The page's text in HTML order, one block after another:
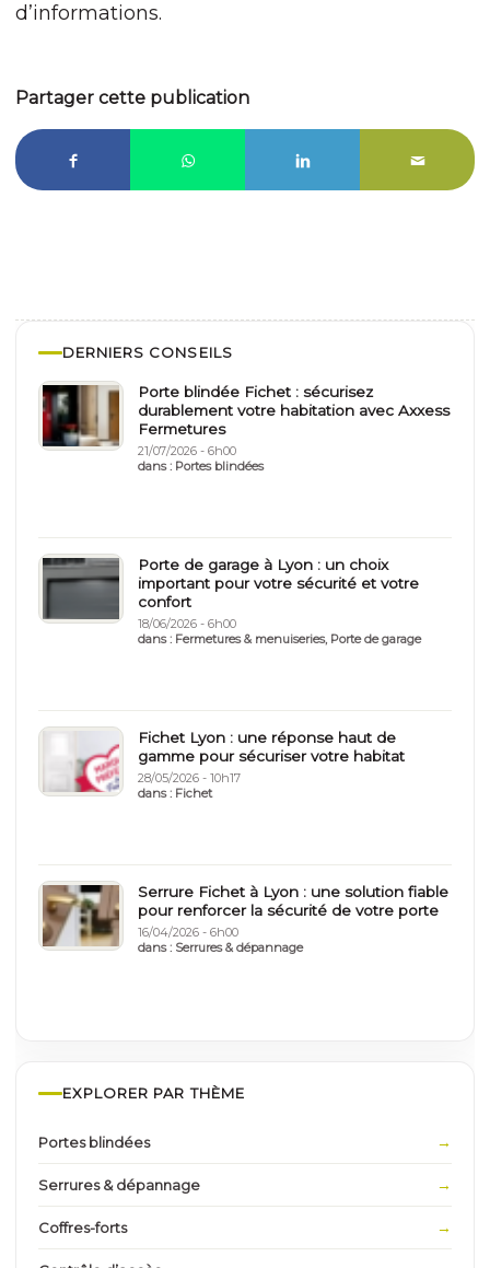
d’informations.
Partager cette publication
DERNIERS CONSEILS
Porte blindée Fichet : sécurisez
durablement votre habitation avec Axxess
Fermetures
21/07/2026 - 6h00
dans : Portes blindées
Porte de garage à Lyon : un choix
important pour votre sécurité et votre
confort
18/06/2026 - 6h00
dans : Fermetures & menuiseries, Porte de garage
Fichet Lyon : une réponse haut de
gamme pour sécuriser votre habitat
28/05/2026 - 10h17
dans : Fichet
Serrure Fichet à Lyon : une solution fiable
pour renforcer la sécurité de votre porte
16/04/2026 - 6h00
dans : Serrures & dépannage
EXPLORER PAR THÈME
Portes blindées
Serrures & dépannage
Coffres-forts